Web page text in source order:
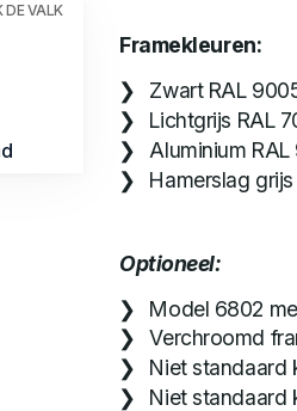
DE VALK
Framekleuren:
Zwart RAL
Lichtgrijs RAL
Aluminium
Hamerslag grijs
Optioneel:
Model 6802
Verchroomd
Niet standaard
Niet standaard